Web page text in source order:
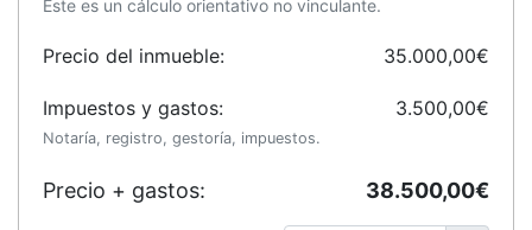
Este es un cálculo orientativo no vinculante.
Precio del inmueble: 35.000,00€
Impuestos y gastos:
Notaría, registro, gestoría, impuestos.
3.500,00€
Precio + gastos: 38.500,00€